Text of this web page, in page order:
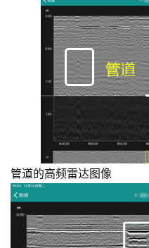
管道的高频雷达图像